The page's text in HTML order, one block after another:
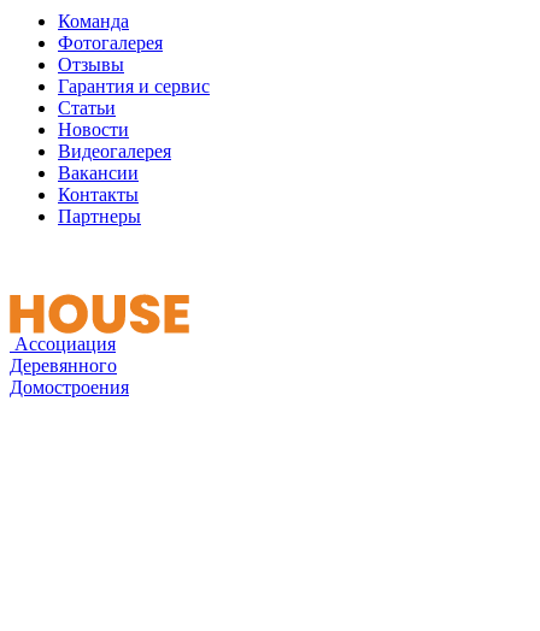
Команда
Фотогалерея
Отзывы
Гарантия и сервис
Статьи
Новости
Видеогалерея
Вакансии
Контакты
Партнеры
Ассоциация
Деревянного
Домостроения